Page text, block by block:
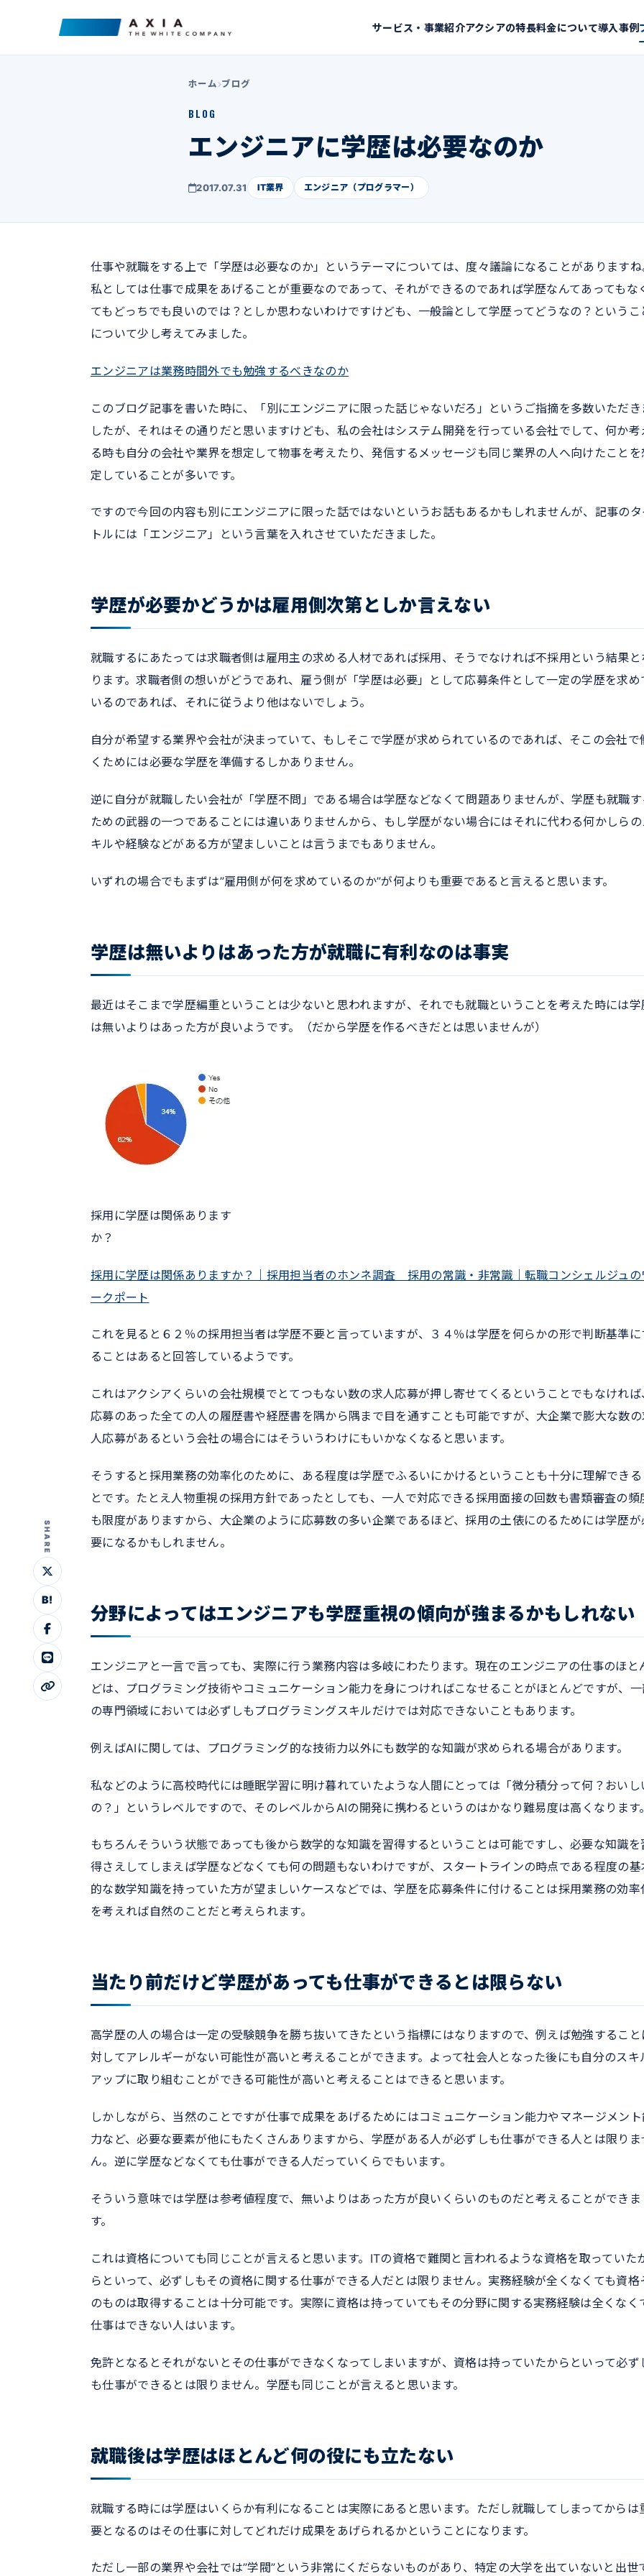
サービス・事業紹介アクシアの特長料金について導入事例
ホーム ブログ
BLOG
エンジニアに学歴は必要なのか
2017.07.31 IT業界 エンジニア（プログラマー）
SHARE
B!
仕事や就職をする上で「学歴は必要なのか」というテーマについては、度々議論になることがあります
私としては仕事で成果をあげることが重要なのであって、それができるのであれば学歴なんてあってもな
てもどっちでも良いのでは？としか思わないわけですけども、一般論として学歴ってどうなの？というこ
について少し考えてみました。
エンジニアは業務時間外でも勉強するべきなのか
このブログ記事を書いた時に、「別にエンジニアに限った話じゃないだろ」というご指摘を多数いただき
したが、それはその通りだと思いますけども、私の会社はシステム開発を行っている会社でして、何か考
る時も自分の会社や業界を想定して物事を考えたり、発信するメッセージも同じ業界の人へ向けたことを
定していることが多いです。
ですので今回の内容も別にエンジニアに限った話ではないというお話もあるかもしれませんが、記事の
トルには「エンジニア」という言葉を入れさせていただきました。
学歴が必要かどうかは雇用側次第としか言えない
就職するにあたっては求職者側は雇用主の求める人材であれば採用、そうでなければ不採用という結果と
ります。求職者側の想いがどうであれ、雇う側が「学歴は必要」として応募条件として一定の学歴を求め
いるのであれば、それに従うより他はないでしょう。
自分が希望する業界や会社が決まっていて、もしそこで学歴が求められているのであれば、そこの会社で
くためには必要な学歴を準備するしかありません。
逆に自分が就職したい会社が「学歴不問」である場合は学歴などなくて問題ありませんが、学歴も就職
ための武器の一つであることには違いありませんから、もし学歴がない場合にはそれに代わる何かしら
キルや経験などがある方が望ましいことは言うまでもありません。
いずれの場合でもまずは”雇用側が何を求めているのか”が何よりも重要であると言えると思います。
学歴は無いよりはあった方が就職に有利なのは事実
最近はそこまで学歴編重ということは少ないと思われますが、それでも就職ということを考えた時には学
は無いよりはあった方が良いようです。（だから学歴を作るべきだとは思いませんが）
採用に学歴は関係あります
か？
採用に学歴は関係ありますか？｜採用担当者のホンネ調査 採用の常識・非常識｜転職コンシェルジュの
ークポート
これを見ると６２％の採用担当者は学歴不要と言っていますが、３４％は学歴を何らかの形で判断基準に
ることはあると回答しているようです。
これはアクシアくらいの会社規模でとてつもない数の求人応募が押し寄せてくるということでもなければ
応募のあった全ての人の履歴書や経歴書を隅から隅まで目を通すことも可能ですが、大企業で膨大な数
人応募があるという会社の場合にはそういうわけにもいかなくなると思います。
そうすると採用業務の効率化のために、ある程度は学歴でふるいにかけるということも十分に理解でき
とです。たとえ人物重視の採用方針であったとしても、一人で対応できる採用面接の回数も書類審査の頻
も限度がありますから、大企業のように応募数の多い企業であるほど、採用の土俵にのるためには学歴が
要になるかもしれません。
分野によってはエンジニアも学歴重視の傾向が強まるかもしれない
エンジニアと一言で言っても、実際に行う業務内容は多岐にわたります。現在のエンジニアの仕事のほと
どは、プログラミング技術やコミュニケーション能力を身につければこなせることがほとんどですが、
の専門領域においては必ずしもプログラミングスキルだけでは対応できないこともあります。
例えばAIに関しては、プログラミング的な技術力以外にも数学的な知識が求められる場合があります。
私などのように高校時代には睡眠学習に明け暮れていたような人間にとっては「微分積分って何？おいし
の？」というレベルですので、そのレベルからAIの開発に携わるというのはかなり難易度は高くなります
もちろんそういう状態であっても後から数学的な知識を習得するということは可能ですし、必要な知識を
得さえしてしまえば学歴などなくても何の問題もないわけですが、スタートラインの時点である程度の基
的な数学知識を持っていた方が望ましいケースなどでは、学歴を応募条件に付けることは採用業務の効率
を考えれば自然のことだと考えられます。
当たり前だけど学歴があっても仕事ができるとは限らない
高学歴の人の場合は一定の受験競争を勝ち抜いてきたという指標にはなりますので、例えば勉強すること
対してアレルギーがない可能性が高いと考えることができます。よって社会人となった後にも自分のスキ
アップに取り組むことができる可能性が高いと考えることはできると思います。
しかしながら、当然のことですが仕事で成果をあげるためにはコミュニケーション能力やマネージメン
力など、必要な要素が他にもたくさんありますから、学歴がある人が必ずしも仕事ができる人とは限りま
ん。逆に学歴などなくても仕事ができる人だっていくらでもいます。
そういう意味では学歴は参考値程度で、無いよりはあった方が良いくらいのものだと考えることができま
す。
これは資格についても同じことが言えると思います。ITの資格で難関と言われるような資格を取っていた
らといって、必ずしもその資格に関する仕事ができる人だとは限りません。実務経験が全くなくても資格
のものは取得することは十分可能です。実際に資格は持っていてもその分野に関する実務経験は全くなく
仕事はできない人はいます。
免許となるとそれがないとその仕事ができなくなってしまいますが、資格は持っていたからといって必ず
も仕事ができるとは限りません。学歴も同じことが言えると思います。
就職後は学歴はほとんど何の役にも立たない
就職する時には学歴はいくらか有利になることは実際にあると思います。ただし就職してしまってからは
要となるのはその仕事に対してどれだけ成果をあげられるかということになります。
ただし一部の業界や会社では”学閥”という非常にくだらないものがあり、特定の大学を出ていないと出世